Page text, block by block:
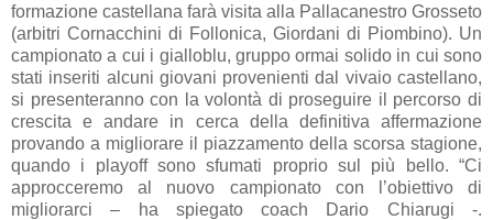
formazione castellana farà visita alla Pallacanestro Grosseto
(arbitri Cornacchini di Follonica, Giordani di Piombino). Un
campionato a cui i gialloblu, gruppo ormai solido in cui sono
stati inseriti alcuni giovani provenienti dal vivaio castellano,
si presenteranno con la volontà di proseguire il percorso di
crescita e andare in cerca della definitiva affermazione
provando a migliorare il piazzamento della scorsa stagione,
quando i playoff sono sfumati proprio sul più bello. “Ci
approcceremo al nuovo campionato con l’obiettivo di
migliorarci – ha spiegato coach Dario Chiarugi -.